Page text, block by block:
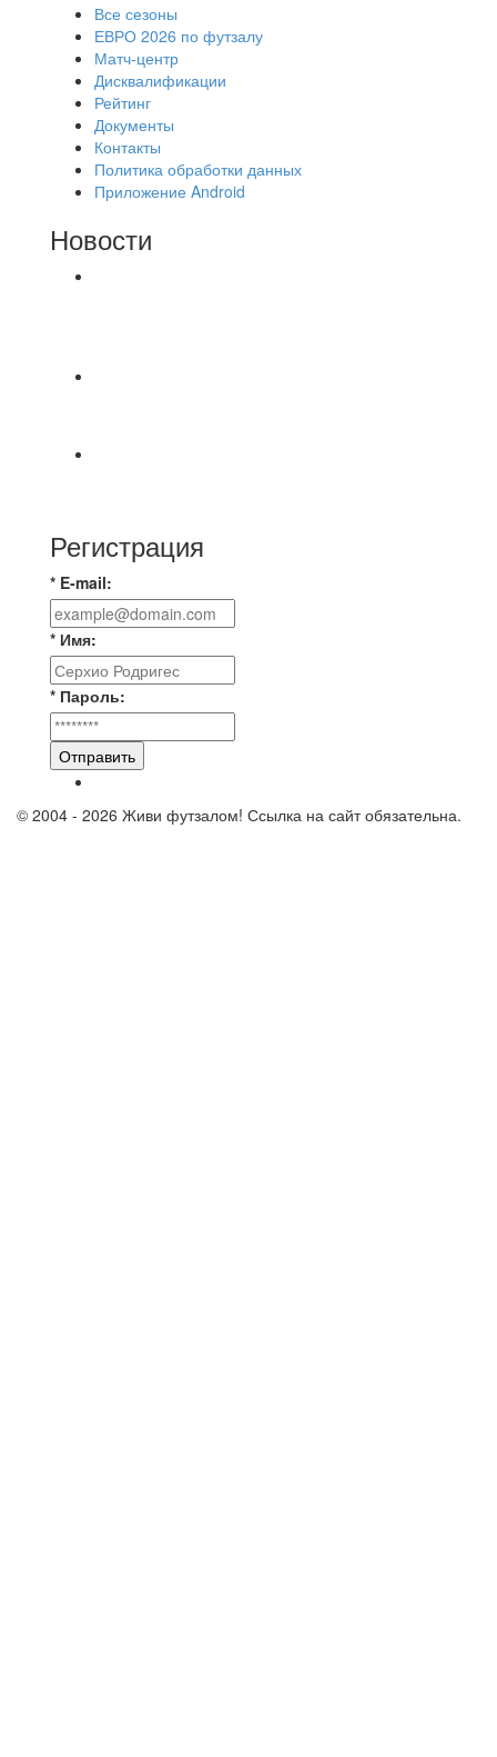
Все сезоны
ЕВРО 2026 по футзалу
Матч-центр
Дисквалификации
Рейтинг
Документы
Контакты
Политика обработки данных
Приложение Android
Новости
Регистрация
* E-mail:
* Имя:
* Пароль:
Отправить
© 2004 - 2026 Живи футзалом! Ссылка на сайт обязательна.